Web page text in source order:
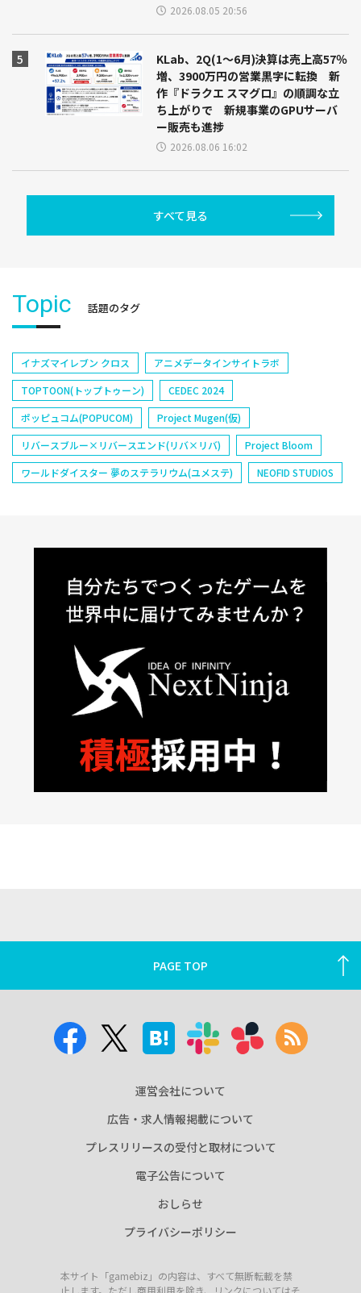
2026.08.05 20:56
KLab、2Q(1～6月)決算は売上高57％
増、3900万円の営業黒字に転換 新
作『ドラクエ スマグロ』の順調な立
ち上がりで 新規事業のGPUサーバ
ー販売も進捗
2026.08.06 16:02
すべて見る
Topic 話題のタグ
イナズマイレブン クロス
アニメデータインサイトラボ
TOPTOON(トップトゥーン)
CEDEC 2024
ポッピュコム(POPUCOM)
Project Mugen(仮)
リバースブルー×リバースエンド(リバ×リバ)
Project Bloom
ワールドダイスター 夢のステラリウム(ユメステ)
NEOFID STUDIOS
PAGE TOP
運営会社について
広告・求人情報掲載について
プレスリリースの受付と取材について
電子公告について
おしらせ
プライバシーポリシー
本サイト「gamebiz」の内容は、すべて無断転載を禁